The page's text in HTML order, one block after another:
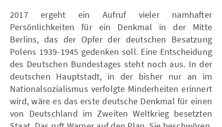
2017 ergeht ein Aufruf vieler namhafter
Persönlichkeiten für ein Denkmal in der Mitte
Berlins, das der Opfer der deutschen Besatzung
Polens 1939-1945 gedenken soll. Eine Entscheidung
des Deutschen Bundestages steht noch aus. In der
deutschen Hauptstadt, in der bisher nur an im
Nationalsozialismus verfolgte Minderheiten erinnert
wird, wäre es das erste deutsche Denkmal für einen
von Deutschland im Zweiten Weltkrieg besetzten